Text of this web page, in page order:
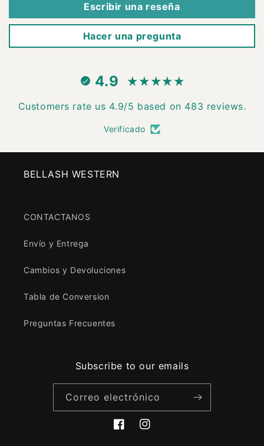
Escribir una reseña
Hacer una pregunta
4.9
Customers rate us 4.9/5 based on 483 reviews.
Verificado
BELLASH WESTERN
CONTACTANOS
Envío y Entrega
Cambios y Devoluciones
Tabla de Conversion
Preguntas Frecuentes
Subscribe to our emails
Correo electrónico
FacebookInstagram